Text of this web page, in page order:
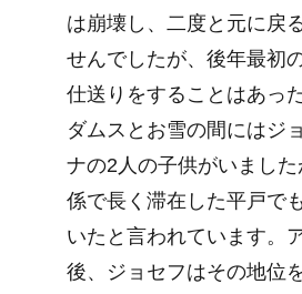
は崩壊し、二度と元に戻
せんでしたが、後年最初
仕送りをすることはあっ
ダムスとお雪の間にはジ
ナの2人の子供がいまし
係で長く滞在した平戸で
いたと言われています。
後、ジョセフはその地位